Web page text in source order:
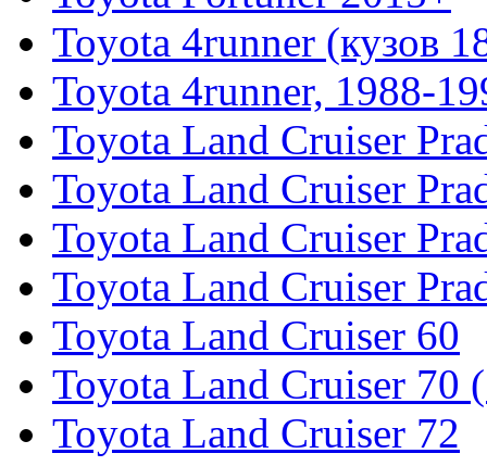
Toyota 4runner (кузов
Toyota 4runner, 1988-
Toyota Land Cruiser
Toyota Land Cruiser
Toyota Land Cruiser
Toyota Land Cruiser
Toyota Land Cruiser 60
Toyota Land Cruiser 70
Toyota Land Cruiser 72